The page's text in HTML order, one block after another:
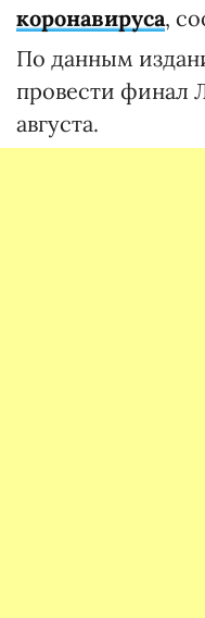
коронавируса,
По данным
провести финал
августа.